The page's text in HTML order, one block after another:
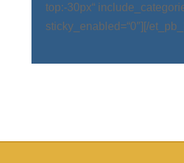
top:-30px“
sticky_enabled=“0″][/